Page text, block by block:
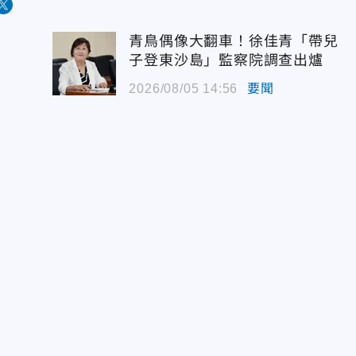
青鳥偶像大翻車！徐佳青「帶兒
子登東沙島」監察院調查出爐
2026/08/05 14:56 要聞